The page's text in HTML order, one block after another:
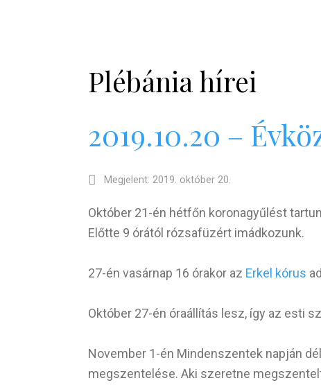
Plébánia hírei
2019.10.20 –
Megjelent: 2019. október 20.
Október 21-én hétfőn koronagyűlést
Előtte 9 órától rózsafüzért imádkozunk.
27-én vasárnap 16 órakor az Erkel kórus
Október 27-én óraállítás lesz, így az esti
November 1-én Mindenszentek napján
megszentelése. Aki szeretne